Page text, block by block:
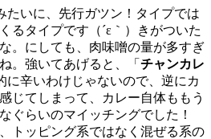
たいに、先行ガツン！タイプでは
るタイプです（´ε｀）きがついた
。にしても、肉味噌の量が多すぎ
。強いてあげると、「 チャンカレ
に辛いわけじゃないので、逆にカ
じてしまって、カレー自体ももう
ぐらいのマイッチングでした！
トッピング系ではなく混ぜる系の